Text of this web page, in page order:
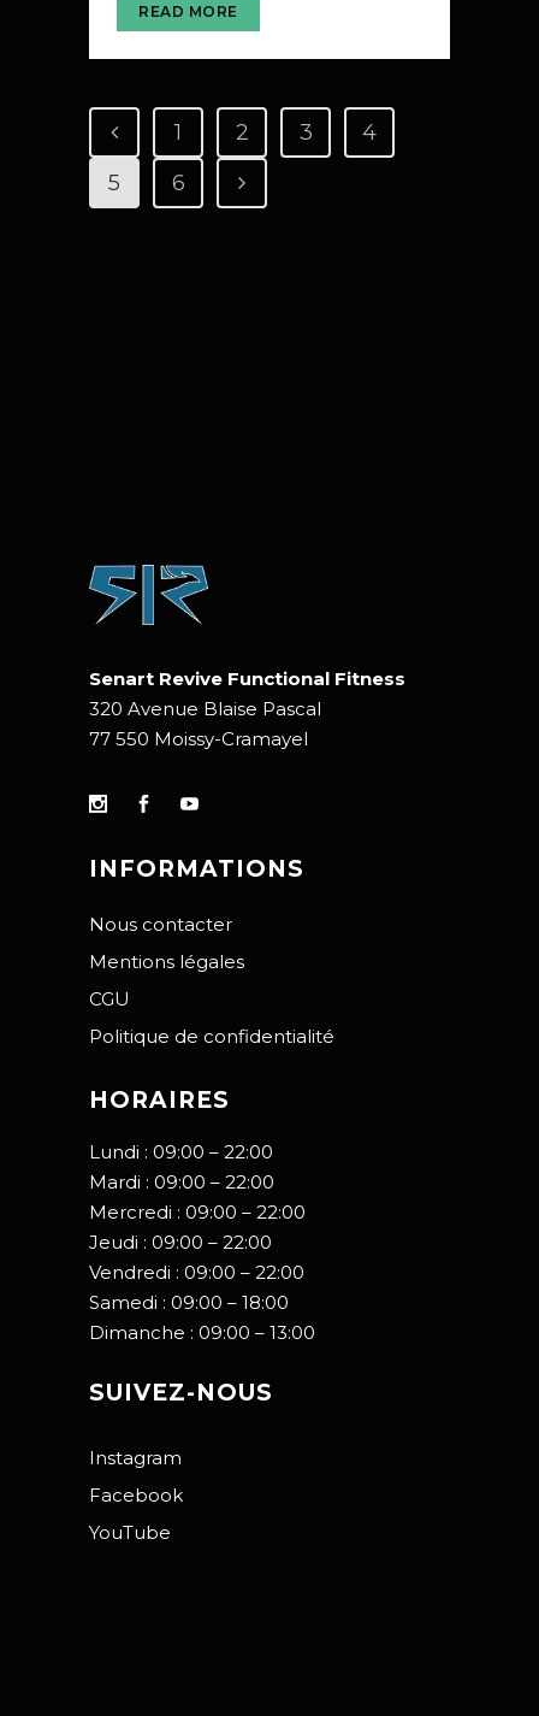
READ MORE
1 2 3
4
5
6
Senart Revive Functional Fitness
320 Avenue Blaise Pascal
77 550 Moissy-Cramayel
INFORMATIONS
Nous contacter
Mentions légales
CGU
Politique de confidentialité
HORAIRES
Lundi : 09:00 – 22:00
Mardi : 09:00 – 22:00
Mercredi : 09:00 – 22:00
Jeudi : 09:00 – 22:00
Vendredi : 09:00 – 22:00
Samedi : 09:00 – 18:00
Dimanche : 09:00 – 13:00
SUIVEZ-NOUS
Instagram
Facebook
YouTube